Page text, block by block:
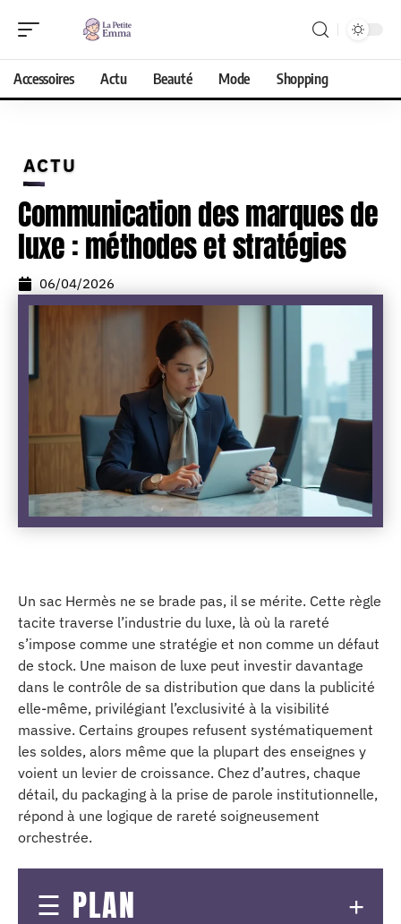
Accessoires Actu Beauté Mode Shopping
ACTU
Communication des marques de
luxe : méthodes et stratégies
06/04/2026
Un sac Hermès ne se brade pas, il se mérite. Cette règle
tacite traverse l’industrie du luxe, là où la rareté
s’impose comme une stratégie et non comme un défaut
de stock. Une maison de luxe peut investir davantage
dans le contrôle de sa distribution que dans la publicité
elle-même, privilégiant l’exclusivité à la visibilité
massive. Certains groupes refusent systématiquement
les soldes, alors même que la plupart des enseignes y
voient un levier de croissance. Chez d’autres, chaque
détail, du packaging à la prise de parole institutionnelle,
répond à une logique de rareté soigneusement
orchestrée.
PLAN